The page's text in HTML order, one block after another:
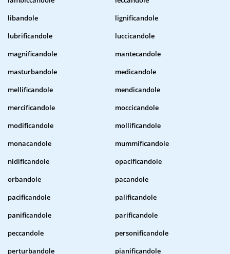
libandole
lignificandole
lubrificandole
luccicandole
magnificandole
mantecandole
masturbandole
medicandole
mellificandole
mendicandole
mercificandole
moccicandole
modificandole
mollificandole
monacandole
mummificandole
nidificandole
opacificandole
orbandole
pacandole
pacificandole
palificandole
panificandole
parificandole
peccandole
personificandole
perturbandole
pianificandole